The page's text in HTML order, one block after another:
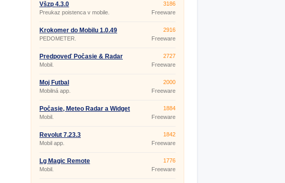
Všzp 4.3.0
Preukaz poistenca v mobile.
3186
Freeware
Krokomer do Mobilu 1.0.49
PEDOMETER.
2916
Freeware
Predpoveď Počasie & Radar
2020.17
Mobil.
2727
Freeware
Moj Futbal
Mobilná app.
2000
Freeware
Počasie, Meteo Radar a Widget
Morecast 4.0.27
Mobil.
1884
Freeware
Revolut 7.23.3
Mobil app.
1842
Freeware
Lg Magic Remote
Mobil.
1776
Freeware